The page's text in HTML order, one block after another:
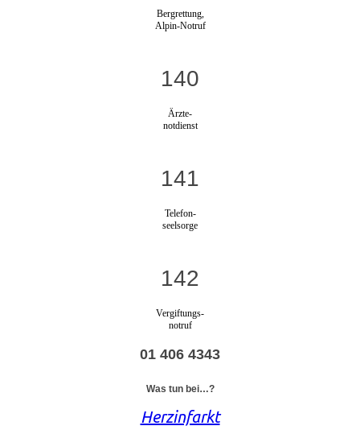
Bergrettung,
Alpin-Notruf
140
Ärzte-
notdienst
141
Telefon-
seelsorge
142
Vergiftungs-
notruf
01 406 4343
Was tun bei…?
Herzinfarkt